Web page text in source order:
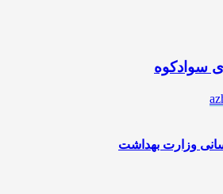
سوادکوه
وزارت بهداشت